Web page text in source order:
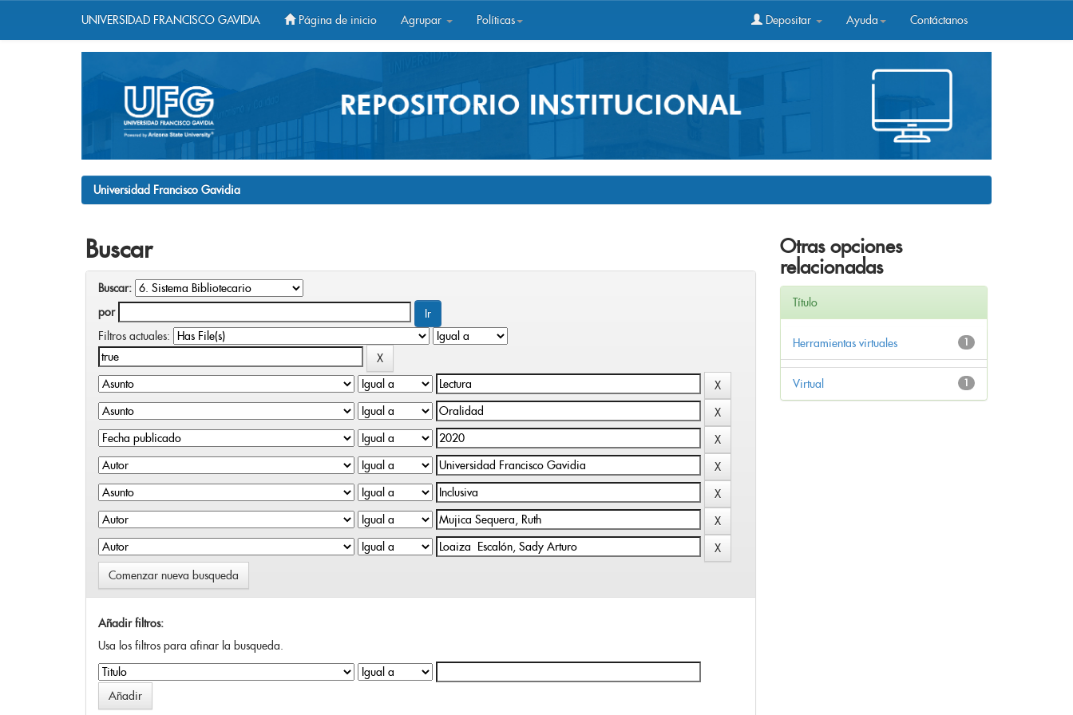
UNIVERSIDAD FRANCISCO GAVIDIA Página de inicio Agrupar Políticas Depositar Ayuda Contáctanos
Universidad Francisco Gavidia
Buscar
Buscar:
por
Filtros actuales:
Comenzar nueva busqueda
Añadir filtros:
Usa los filtros para afinar la busqueda.
Otras opciones
relacionadas
Título
1
Herramientas virtuales
1
Virtual